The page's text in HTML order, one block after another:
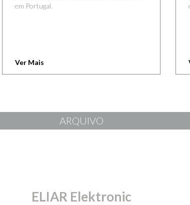
em Portugal.
Ver Mais
ARQUIVO
ELIAR Elektronic